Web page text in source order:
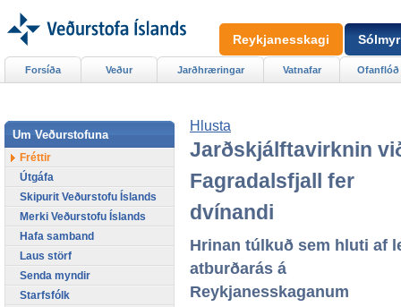
Hlusta
Jarðskjálftavirknin
Fagradalsfjall fer
dvínandi
Hrinan túlkuð sem hluti af
atburðarás á
Reykjanesskaganum
Forsíða Veður Jarðhræringar Vatnafar Ofanflóð
Um Veðurstofuna
Fréttir
Útgáfa
Skipurit Veðurstofu Íslands
Merki Veðurstofu Íslands
Hafa samband
Laus störf
Senda myndir
Starfsfólk
Reykjanesskagi